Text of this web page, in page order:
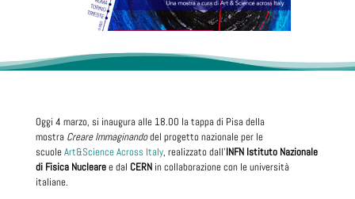
Oggi 4 marzo, si inaugura alle 18.00 la tappa di Pisa della
mostra Creare Immaginandodel progetto nazionale per le
scuoleArt&Science Across Italy, realizzato dall’INFN Istituto Nazionale
di Fisica Nuclearee dal CERNin collaborazione con le università
italiane.